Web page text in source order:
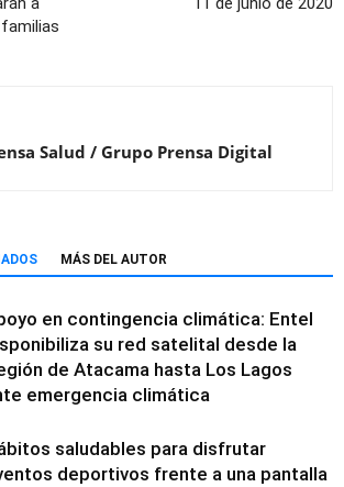
Salud / Grupo Prensa Digital
MÁS DEL AUTOR
en contingencia climática: Entel
su red satelital desde la
de Atacama hasta Los Lagos
emergencia climática
saludables para disfrutar
deportivos frente a una pantalla